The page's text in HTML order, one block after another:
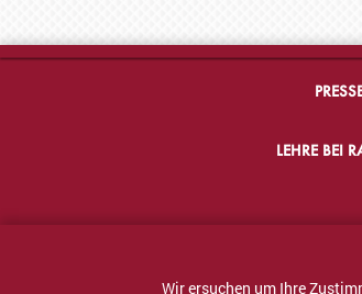
LEHRE BEI
Wir ersuchen um Ihre